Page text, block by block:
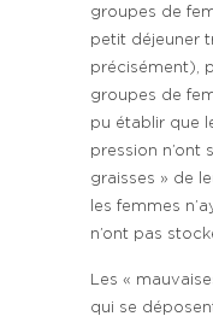
groupes de
petit déjeuner
précisément),
groupes de
pu établir que
pression n’ont
graisses » de
les femmes
n’ont pas
Les «
qui se